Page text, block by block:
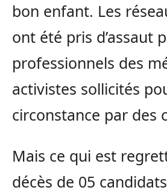
bon enfant. Les
ont été pris d’assaut
professionnels des
activistes sollicités
circonstance par des
Mais ce qui est
décès de 05